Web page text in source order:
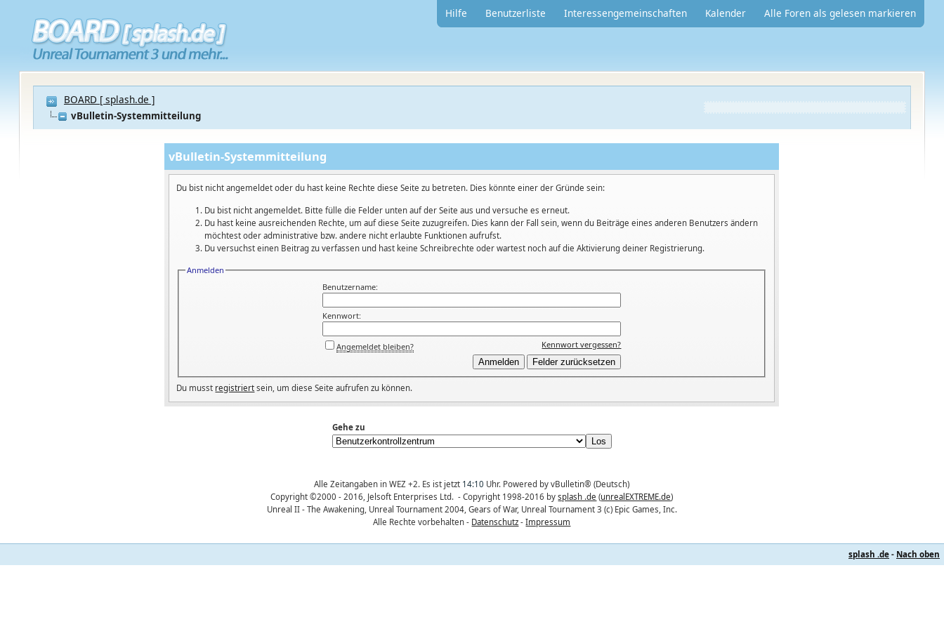
Hilfe Benutzerliste Interessengemeinschaften Kalender Alle Foren als gelesen markieren
BOARD [ splash.de ]
vBulletin-Systemmitteilung
vBulletin-Systemmitteilung
Du bist nicht angemeldet oder du hast keine Rechte diese Seite zu betreten. Dies könnte einer der Gründe sein:
Du bist nicht angemeldet. Bitte fülle die Felder unten auf der Seite aus und versuche es erneut.
Du hast keine ausreichenden Rechte, um auf diese Seite zuzugreifen. Dies kann der Fall sein, wenn du Beiträge eines anderen Benutzers ändern
möchtest oder administrative bzw. andere nicht erlaubte Funktionen aufrufst.
Du versuchst einen Beitrag zu verfassen und hast keine Schreibrechte oder wartest noch auf die Aktivierung deiner Registrierung.
Anmelden
Benutzername:
Kennwort:
Kennwort vergessen?
Angemeldet bleiben?
Du musst registriert sein, um diese Seite aufrufen zu können.
Gehe zu
Alle Zeitangaben in WEZ +2. Es ist jetzt 14:10 Uhr. Powered by vBulletin® (Deutsch)
Copyright ©2000 - 2016, Jelsoft Enterprises Ltd. - Copyright 1998-2016 bysplash .de (unrealEXTREME.de)
Unreal II - The Awakening, Unreal Tournament 2004, Gears of War, Unreal Tournament 3 (c) Epic Games, Inc.
Alle Rechte vorbehalten - Datenschutz -Impressum
splash .de - Nach oben